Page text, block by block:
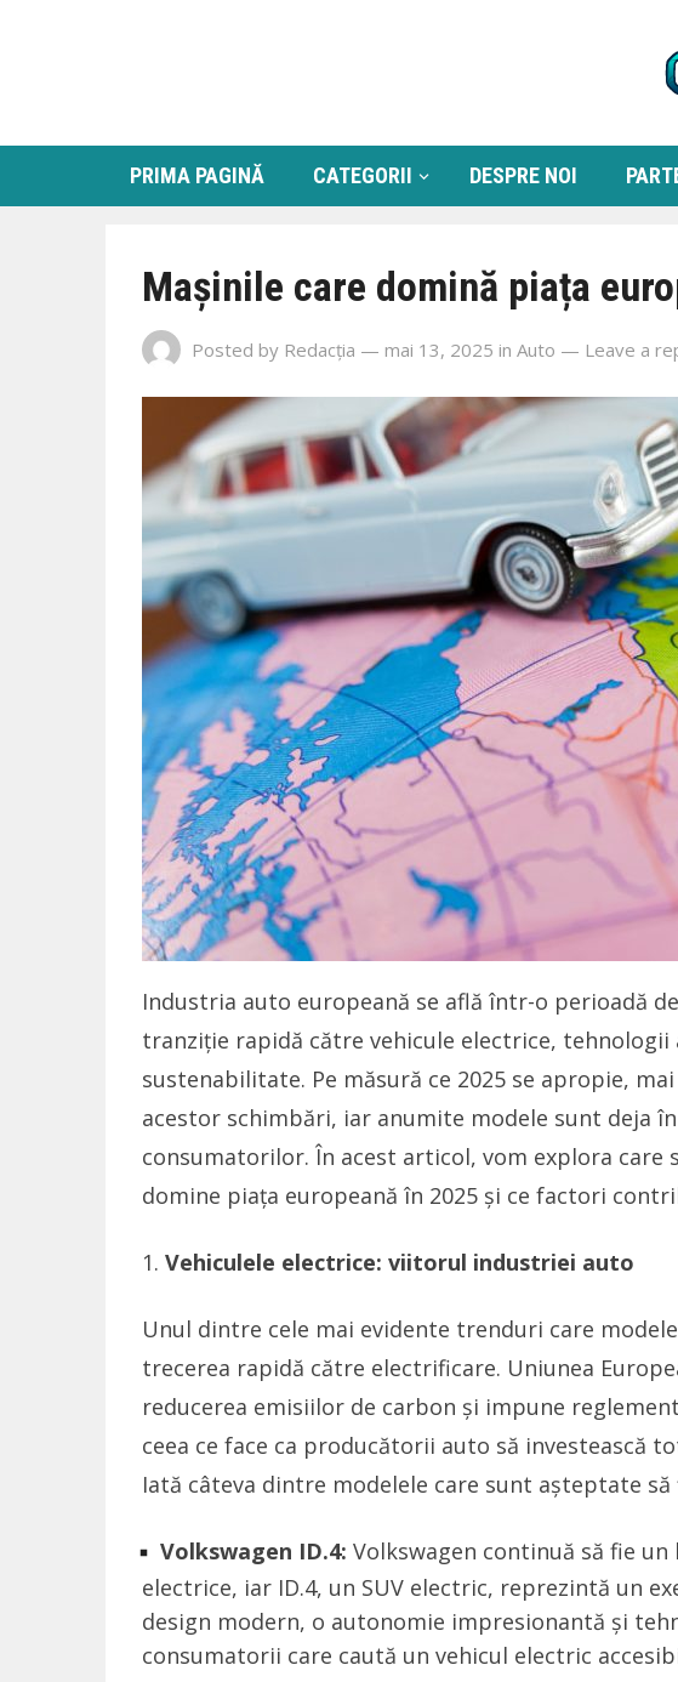
PRIMA PAGINĂ CATEGORII DESPRE NOI
Mașinile care domină piața
Posted by Redacția — mai 13, 2025 in Auto — Leave a
Industria auto europeană se află într-o perioadă
tranziție rapidă către vehicule electrice, tehnologii
sustenabilitate. Pe măsură ce 2025 se apropie,
acestor schimbări, iar anumite modele sunt deja
consumatorilor. În acest articol, vom explora care
domine piața europeană în 2025 și ce factori
Vehiculele electrice: viitorul industriei auto
Unul dintre cele mai evidente trenduri care
trecerea rapidă către electrificare. Uniunea
reducerea emisiilor de carbon și impune
ceea ce face ca producătorii auto să investească
Iată câteva dintre modelele care sunt așteptate
Volkswagen ID.4: Volkswagen continuă să fie
electrice, iar ID.4, un SUV electric, reprezintă un
design modern, o autonomie impresionantă și
consumatorii care caută un vehicul electric